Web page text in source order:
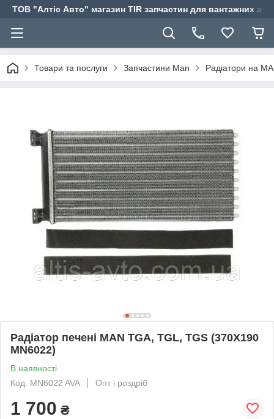
ТОВ "Алтіс Авто" магазин TIR запчастин для вантажних
Товари та послуги Запчастини Man Радіатори на
Радіатор печені MAN TGA, TGL, TGS (370X190
MN6022)
В наявності
Код: MN6022 AVA
Опт і роздріб
1 700 ₴